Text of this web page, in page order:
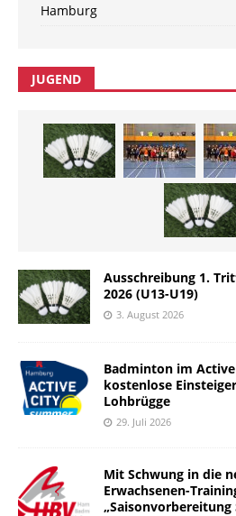
Hamburg
JUGEND
Ausschreibung 1.
2026 (U13-U19)
3. August 2026
Badminton im
kostenlose
Lohbrügge
29. Juli 2026
Mit Schwung in die
Erwachsenen-
„Saisonvorbereitung